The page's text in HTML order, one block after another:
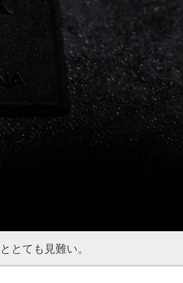
とても見難い。